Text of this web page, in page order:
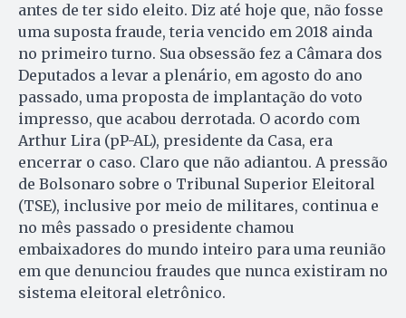
antes de ter sido eleito. Diz até hoje que, não fosse
uma suposta fraude, teria vencido em 2018 ainda
no primeiro turno. Sua obsessão fez a Câmara dos
Deputados a levar a plenário, em agosto do ano
passado, uma proposta de implantação do voto
impresso, que acabou derrotada. O acordo com
Arthur Lira (pP-AL), presidente da Casa, era
encerrar o caso. Claro que não adiantou. A pressão
de Bolsonaro sobre o Tribunal Superior Eleitoral
(TSE), inclusive por meio de militares, continua e
no mês passado o presidente chamou
embaixadores do mundo inteiro para uma reunião
em que denunciou fraudes que nunca existiram no
sistema eleitoral eletrônico.